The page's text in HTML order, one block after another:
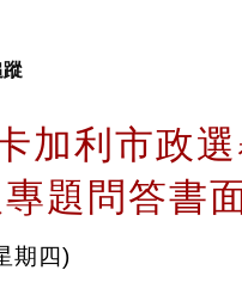
加利市政
題問答書
期四)